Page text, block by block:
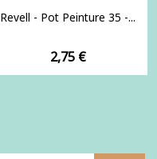
Revell - Pot Peinture 35 -...
Prix
2,75 €